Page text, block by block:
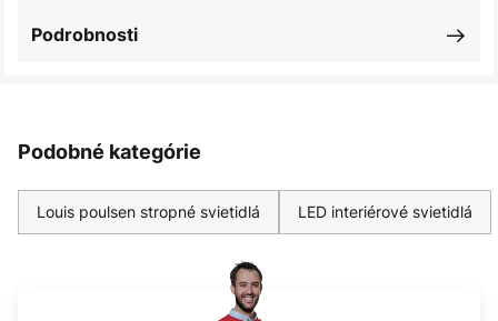
Podrobnosti
Podobné kategórie
Louis poulsen stropné svietidlá LED interiérové svietidlá